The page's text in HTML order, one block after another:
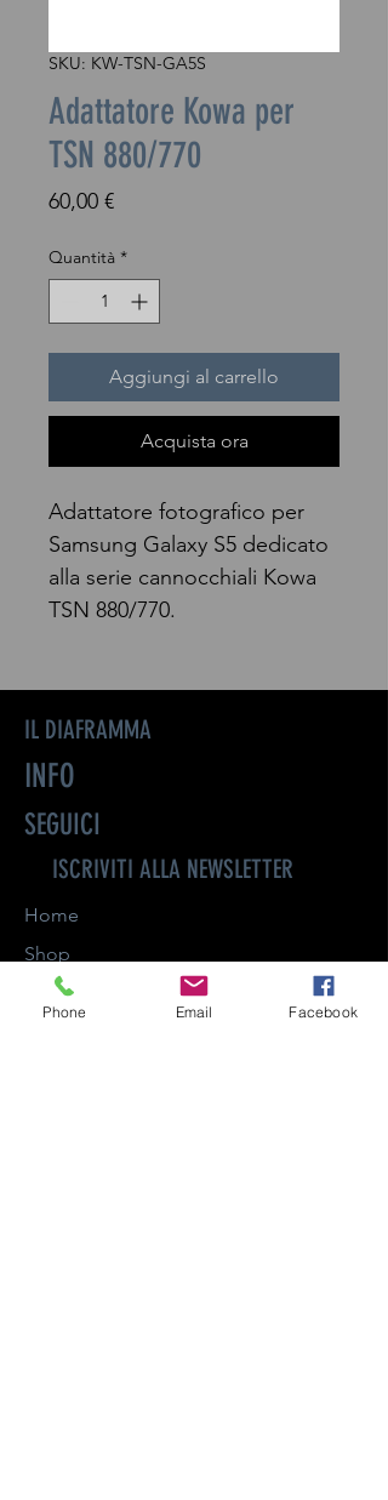
SKU: KW-TSN-GA5S
Adattatore Kowa per
TSN 880/770
60,00 €Prezzo
Quantità *
Aggiungi al carrello
Acquista ora
Adattatore fotografico per
Samsung Galaxy S5 dedicato
alla serie cannocchiali Kowa
TSN 880/770.
IL DIAFRAMMA
INFO
SEGUICI
ISCRIVITI ALLA NEWSLETTER
Home
Shop
About
Phone Email Facebook